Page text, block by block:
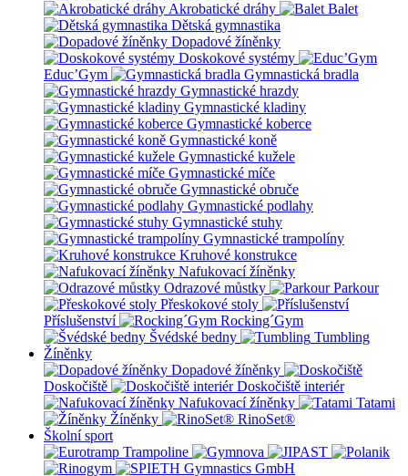
Akrobatické dráhy
Balet
Dětská gymnastika
Dopadové žíněnky
Doskokové systémy
Educ’Gym
Gymnastická bradla
Gymnastické hrazdy
Gymnastické kladiny
Gymnastické koberce
Gymnastické koně
Gymnastické kužele
Gymnastické míče
Gymnastické obruče
Gymnastické podlahy
Gymnastické stuhy
Gymnastické trampolíny
Kruhové konstrukce
Nafukovací žíněnky
Odrazové můstky
Parkour
Přeskokové stoly
Příslušenství
Rocking´Gym
Švédské bedny
Tumbling
Žíněnky
Dopadové žíněnky
Doskočiště
Doskočiště interiér
Nafukovací žíněnky
Tatami
Žíněnky
RinoSet®
Školní sport